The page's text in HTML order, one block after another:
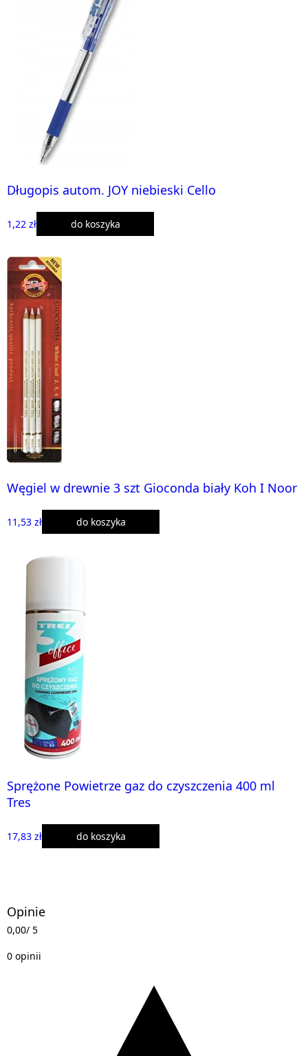
Długopis autom. JOY niebieski Cello
1,22 zł do koszyka
Węgiel w drewnie 3 szt Gioconda biały Koh I Noor
11,53 zł do koszyka
Sprężone Powietrze gaz do czyszczenia 400 ml
Tres
17,83 zł do koszyka
Opinie
0,00/ 5
0 opinii